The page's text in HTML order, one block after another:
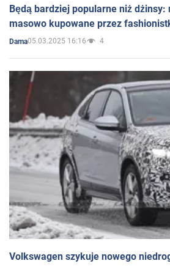
Będą bardziej popularne niż
masowo kupowane przez
Dama05.03.2025 16:16 4
Volkswagen szykuje nowego